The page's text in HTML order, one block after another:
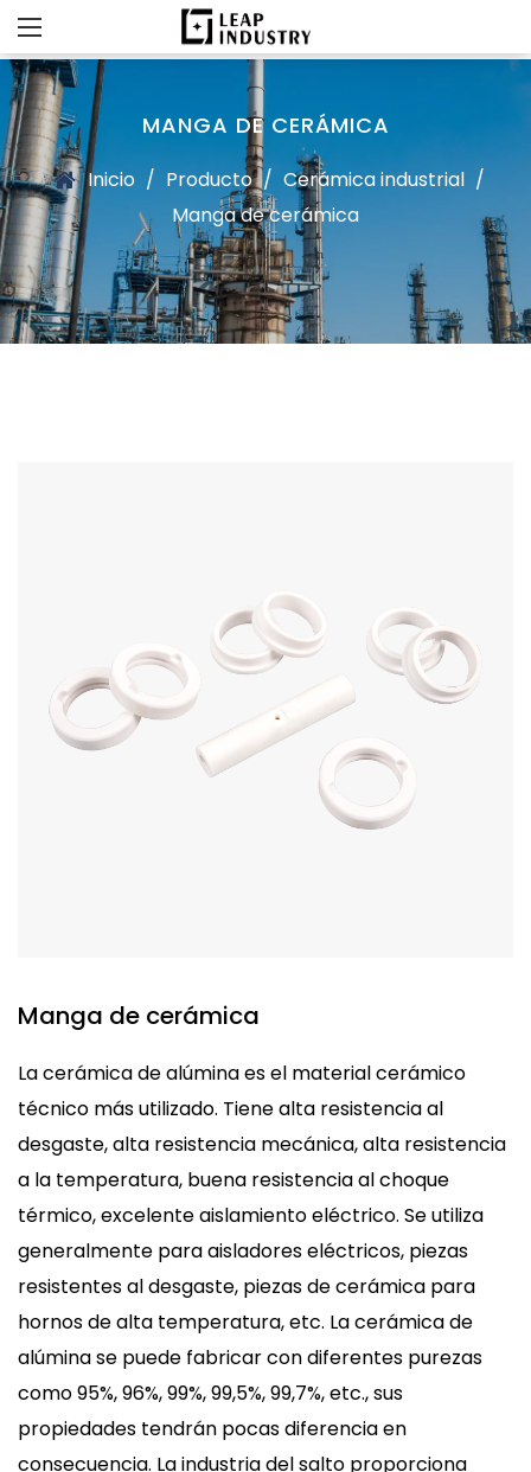
MANGA DE CERÁMICA
Inicio / Producto / Cerámica industrial /
Manga de cerámica
Manga de cerámica
La cerámica de alúmina es el material cerámico
técnico más utilizado. Tiene alta resistencia al
desgaste, alta resistencia mecánica, alta resistencia
a la temperatura, buena resistencia al choque
térmico, excelente aislamiento eléctrico. Se utiliza
generalmente para aisladores eléctricos, piezas
resistentes al desgaste, piezas de cerámica para
hornos de alta temperatura, etc. La cerámica de
alúmina se puede fabricar con diferentes purezas
como 95%, 96%, 99%, 99,5%, 99,7%, etc., sus
propiedades tendrán pocas diferencia en
consecuencia. La industria del salto proporciona